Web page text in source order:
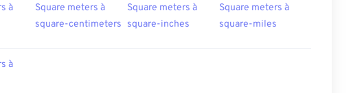
à
Square meters à
square-centimeters
Square meters à
square-inches
Square meters à
square-miles
à